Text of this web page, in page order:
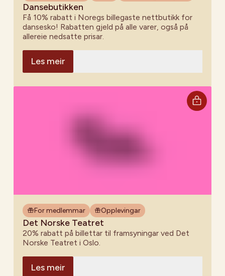
Dansebutikken
Få 10% rabatt i Noregs billegaste nettbutikk for
dansesko! Rabatten gjeld på alle varer, også på
allereie nedsatte prisar.
Les meir
For medlemmar Opplevingar
Det Norske Teatret
20% rabatt på billettar til framsyningar ved Det
Norske Teatret i Oslo.
Les meir